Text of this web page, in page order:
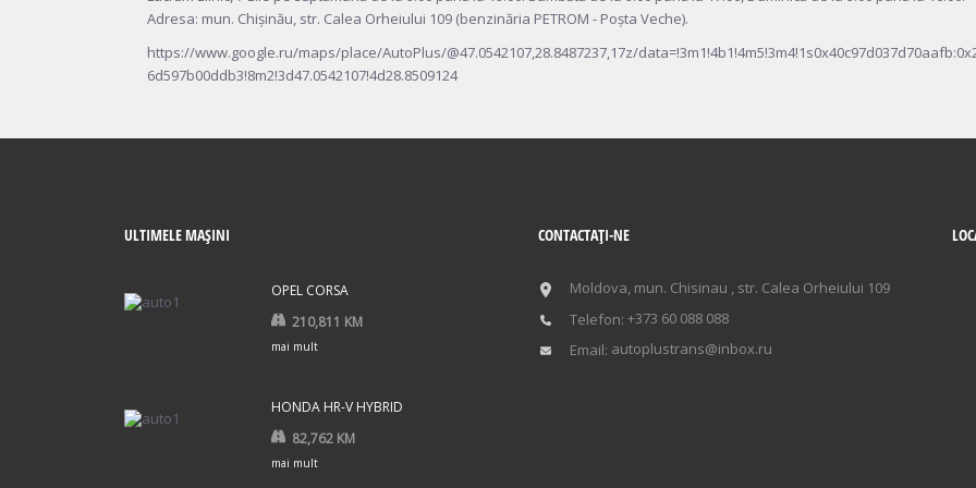
Adresa: mun. Chișinău, str. Calea Orheiului 109 (benzinăria PETROM - Poșta Veche).
https://www.google.ru/maps/place/AutoPlus/@47.0542107,28.8487237,17z/
6d597b00ddb3!8m2!3d47.0542107!4d28.8509124
ULTIMELE MAȘINI
OPEL CORSA
210,811 KM
mai mult
HONDA HR-V HYBRID
82,762 KM
mai mult
CONTACTAŢI-NE
Moldova, mun. Chisinau , str. Calea Orheiului 109
Telefon: +373 60 088 088
Email: autoplustrans@inbox.ru